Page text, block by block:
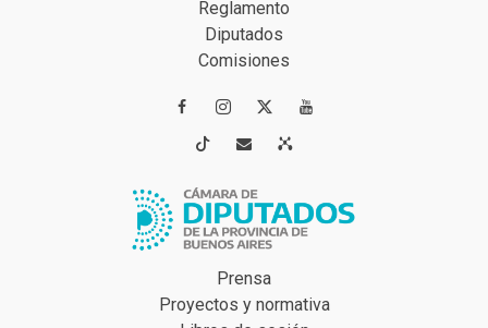
Reglamento
Diputados
Comisiones
 
 
Prensa
Proyectos y normativa